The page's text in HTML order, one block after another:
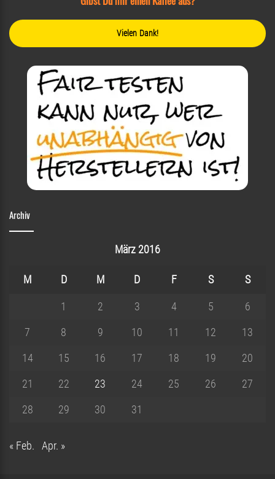
Vielen Dank!
Archiv
März 2016
M D M D F S S
1 2 3 4 5
6
7
8 9 10 11 12
13
14
15 16 17 18 19
20
21
22 23 24 25 26
27
28
29 30 31
« Feb. Apr. »